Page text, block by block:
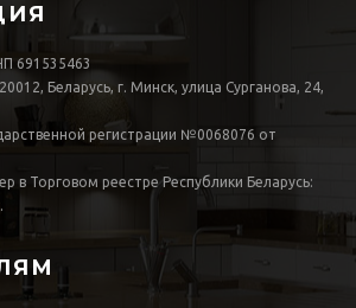
691535463
Беларусь, г. Минск, улица Сурганова, 24,
регистрации №0068076 от
в Торговом реестре Республики Беларусь: